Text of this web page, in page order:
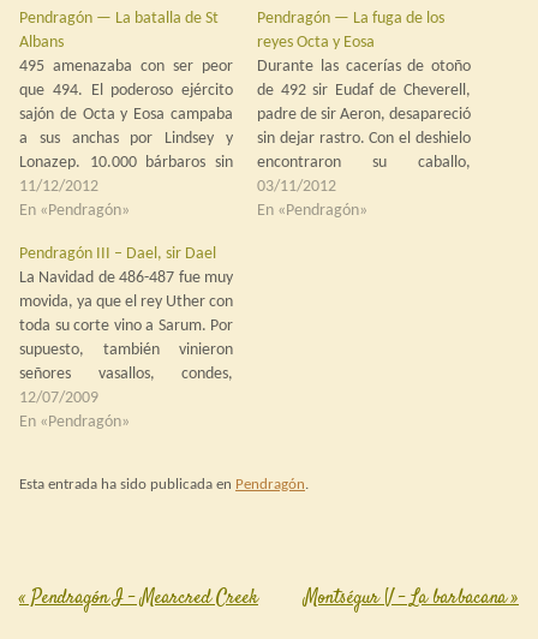
Pendragón — La batalla de St
Albans
495 amenazaba con ser peor
que 494. El poderoso ejército
sajón de Octa y Eosa campaba
a sus anchas por Lindsey y
Lonazep. 10.000 bárbaros sin
nadie que le hiciera frente. Los
rumores apuntaban a que
desánimo cundía por doquier.
Aquellos que habían venido
con…
11/12/2012
En «Pendragón»
Pendragón — La fuga de los
reyes Octa y Eosa
Durante las cacerías de otoño
de 492 sir Eudaf de Cheverell,
padre de sir Aeron, desapareció
sin dejar rastro. Con el deshielo
encontraron su caballo,
alanceado, pero ni rastro de él.
Encontraron también una lanza
03/11/2012
En «Pendragón»
Pendragón III – Dael, sir Dael
La Navidad de 486-487 fue muy
movida, ya que el rey Uther con
toda su corte vino a Sarum. Por
supuesto, también vinieron
señores vasallos, condes,
duques y barones, que se
unieron al habitual jaleo festivo
enviados a los barracones de
12/07/2009
En «Pendragón»
Esta entrada ha sido publicada en Pendragón.
Post navigation
«Pendragón I – Mearcred Creek Montségur V – La barbacana»